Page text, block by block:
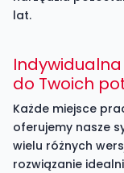
lat.
do Twoich
Każde miejsce
oferujemy nasze
wielu różnych
rozwiązanie